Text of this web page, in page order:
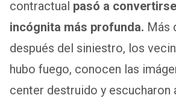
contractual pasó a
incógnita más profunda. Más
después del siniestro, los
hubo fuego, conocen las
center destruido y escucharon